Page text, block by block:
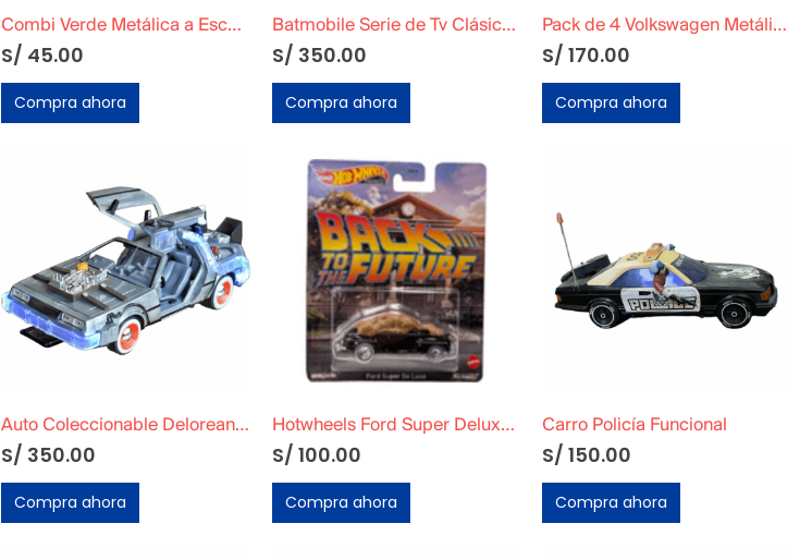
Combi Verde Metálica a Escala
S/ 45.00
Compra ahora
Batmobile Serie de Tv Clásica y figuras de Batman, Robin, Penguin y The Joker
S/ 350.00
Compra ahora
Pack de 4 Volkswagen Metálico
S/ 170.00
Compra ahora
Auto Coleccionable Delorean Volver al Futuro 3
S/ 350.00
Compra ahora
Hotwheels Ford Super Deluxe Cubierto de C4C4 Volver al Futuro 2
S/ 100.00
Compra ahora
Carro Policía Funcional
S/ 150.00
Compra ahora